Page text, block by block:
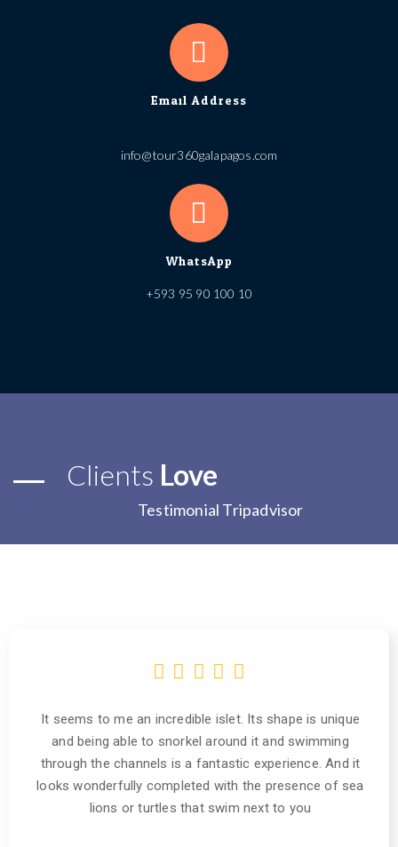
Email Address
info@tour360galapagos.com
WhatsApp
+593 95 90 100 10
Clients Love
Testimonial Tripadvisor
It seems to me an incredible islet. Its shape is unique
and being able to snorkel around it and swimming
through the channels is a fantastic experience. And it
looks wonderfully completed with the presence of sea
lions or turtles that swim next to you